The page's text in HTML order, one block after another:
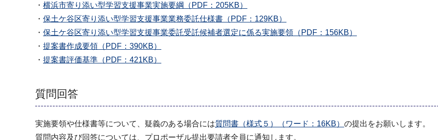
・ 横浜市寄り添い型学習支援事業実施要綱（PDF：205KB）
・ 保土ケ谷区寄り添い型学習支援事業業務委託仕様書（PDF：129KB）
・ 保土ケ谷区寄り添い型学習支援事業委託受託候補者選定に係る実施要領（PDF：156KB）
・ 提案書作成要領（PDF：390KB）
・ 提案書評価基準（PDF：421KB）
質問回答
実施要領や仕様書等について、疑義のある場合には質問書（様式５）（ワード：16KB） の提出をお願いします。
質問内容及び回答については、プロポーザル提出要請者全員に通知します。